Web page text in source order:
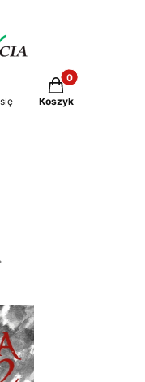
Produkty w
Koszyk
produkty